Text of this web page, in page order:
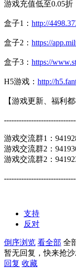
游戏充值低至0.05折
盒子1： http://
盒子2： https://
盒子3： https://
H5游戏： http://
【游戏更新、福利
游戏交流群1：
游戏交流群2：
游戏交流群2：
支持
反对
倒序浏览 看全部 全
暂无回复，快来抢
回复 收藏